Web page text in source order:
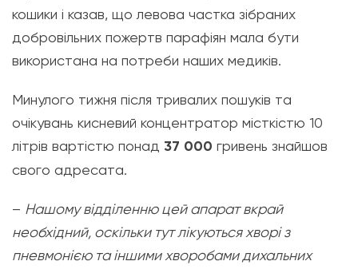
кошики і казав, що левова частка зібраних
добровільних пожертв парафіян мала бути
використана на потреби наших медиків.
Минулого тижня після тривалих пошуків та
очікувань кисневий концентратор місткістю 10
літрів вартістю понад 37 000 гривень знайшов
свого адресата.
– Нашому відділенню цей апарат вкрай
необхідний, оскільки тут лікуються хворі з
пневмонією та іншими хворобами дихальних